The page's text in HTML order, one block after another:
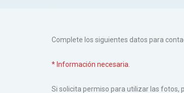
Complete los siguientes datos para
* Información necesaria.
Si solicita permiso para utilizar las fotos,